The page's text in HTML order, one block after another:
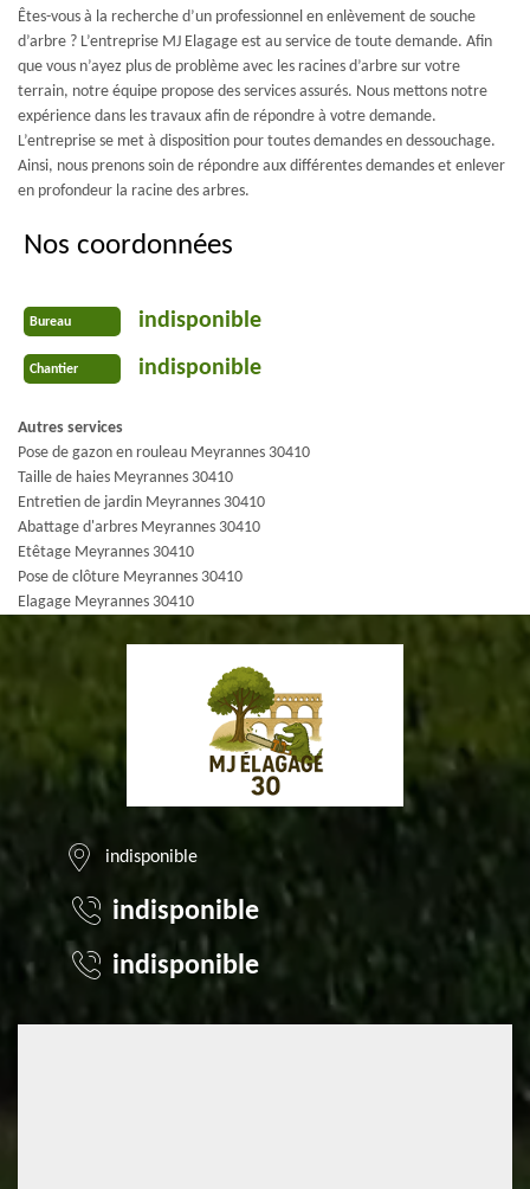
Êtes-vous à la recherche d’un professionnel en enlèvement de souche
d’arbre ? L’entreprise MJ Elagage est au service de toute demande. Afin
que vous n’ayez plus de problème avec les racines d’arbre sur votre
terrain, notre équipe propose des services assurés. Nous mettons notre
expérience dans les travaux afin de répondre à votre demande.
L’entreprise se met à disposition pour toutes demandes en dessouchage.
Ainsi, nous prenons soin de répondre aux différentes demandes et enlever
en profondeur la racine des arbres.
Nos coordonnées
Bureau indisponible
Chantier indisponible
Autres services
Pose de gazon en rouleau Meyrannes 30410
Taille de haies Meyrannes 30410
Entretien de jardin Meyrannes 30410
Abattage d'arbres Meyrannes 30410
Etêtage Meyrannes 30410
Pose de clôture Meyrannes 30410
Elagage Meyrannes 30410
indisponible
indisponible
indisponible